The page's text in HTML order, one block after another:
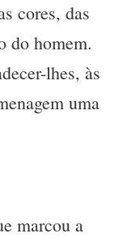
cores, das
do homem.
lhes, às
uma
marcou a